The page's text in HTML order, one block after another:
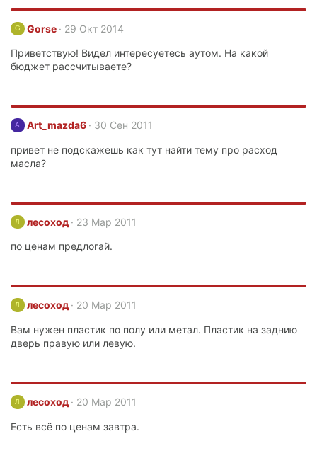
G Gorse 29 Окт 2014
Приветствую! Видел интересуетесь аутом. На какой
бюджет рассчитываете?
A Art_mazda6 30 Сен 2011
привет не подскажешь как тут найти тему про расход
масла?
Л лесоход 23 Мар 2011
по ценам предлогай.
Л лесоход 20 Мар 2011
Вам нужен пластик по полу или метал. Пластик на заднию
дверь правую или левую.
Л лесоход 20 Мар 2011
Есть всё по ценам завтра.